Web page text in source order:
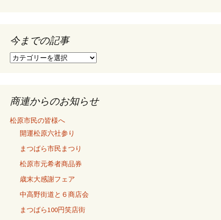
今までの記事
今
記
事
商連からのお知らせ
松原市民の皆様へ
開運松原六社参り
まつばら市民まつり
松原市元希者商品券
歳末大感謝フェア
中高野街道と６商店会
まつばら100円笑店街